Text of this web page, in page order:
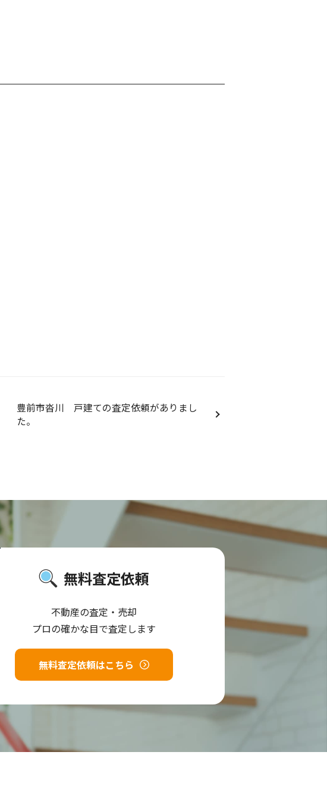
豊前市沓川 戸建ての査定依頼がありまし
た。
無料査定依頼
不動産の査定・売却
プロの確かな目で査定します
無料査定依頼はこちら